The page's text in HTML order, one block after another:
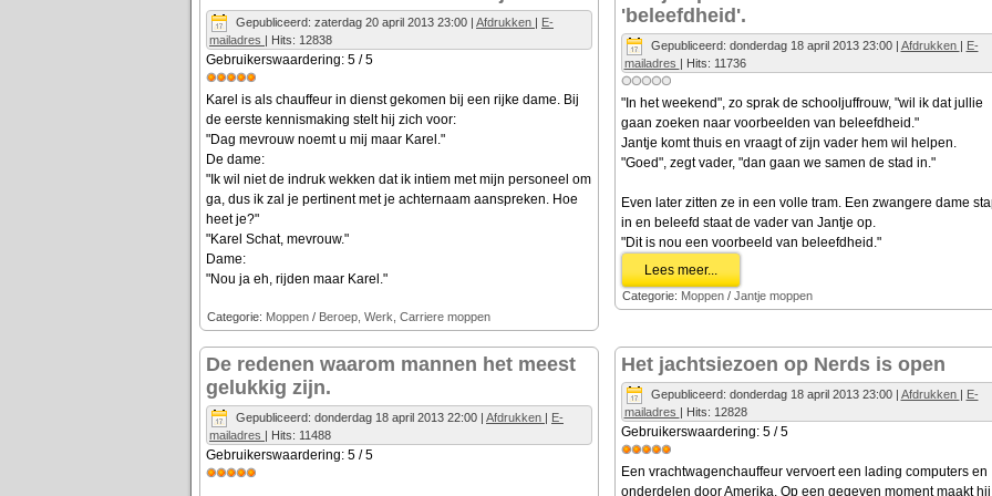
Gepubliceerd: zaterdag 20 april 2013 23:00 | Afdrukken | E-
mailadres | Hits: 12838
Gebruikerswaardering: 5 /5
Karel is als chauffeur in dienst gekomen bij een rijke dame. Bij
de eerste kennismaking stelt hij zich voor:
"Dag mevrouw noemt u mij maar Karel."
De dame:
"Ik wil niet de indruk wekken dat ik intiem met mijn personeel om
ga, dus ik zal je pertinent met je achternaam aanspreken. Hoe
heet je?"
"Karel Schat, mevrouw."
Dame:
"Nou ja eh, rijden maar Karel."
Categorie: Moppen / Beroep, Werk, Carriere moppen
'beleefdheid'.
Gepubliceerd: donderdag 18 april 2013 23:00| Afdrukken | E-
mailadres | Hits: 11736
"In het weekend", zo sprak de schooljuffrouw, "wil ik dat jullie
gaan zoeken naar voorbeelden van beleefdheid."
Jantje komt thuis en vraagt of zijn vader hem wil helpen.
"Goed", zegt vader, "dan gaan we samen de stad in."
Even later zitten ze in een volle tram. Een zwangere dame
in en beleefd staat de vader van Jantje op.
"Dit is nou een voorbeeld van beleefdheid."
Lees meer...
Categorie: Moppen/ Jantje moppen
De redenen waarom mannen het meest
gelukkig zijn.
Gepubliceerd: donderdag 18 april 2013 22:00 | Afdrukken | E-
mailadres | Hits: 11488
Gebruikerswaardering: 5 /5
Het jachtsiezoen op Nerds is open
Gepubliceerd: donderdag 18 april 2013 23:00| Afdrukken | E-
mailadres | Hits: 12828
Gebruikerswaardering: 5/5
Een vrachtwagenchauffeur vervoert een lading computers en
onderdelen door Amerika. Op een gegeven moment maakt hij